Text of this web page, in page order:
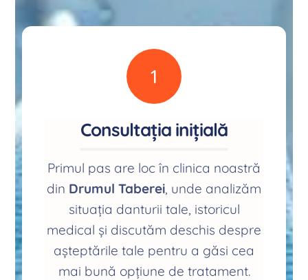
1
Consultația inițială
Primul pas are loc în clinica noastră
din Drumul Taberei , unde analizăm
situația danturii tale, istoricul
medical și discutăm deschis despre
așteptările tale pentru a găsi cea
mai bună opțiune de tratament.